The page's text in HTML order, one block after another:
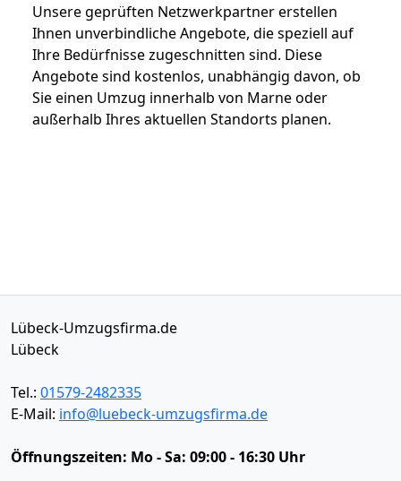
Unsere geprüften Netzwerkpartner erstellen
Ihnen unverbindliche Angebote, die speziell auf
Ihre Bedürfnisse zugeschnitten sind. Diese
Angebote sind kostenlos, unabhängig davon, ob
Sie einen Umzug innerhalb von Marne oder
außerhalb Ihres aktuellen Standorts planen.
Lübeck-Umzugsfirma.de
Lübeck
Tel.: 01579-2482335
E-Mail: info@luebeck-umzugsfirma.de
Öffnungszeiten: Mo - Sa: 09:00 - 16:30 Uhr